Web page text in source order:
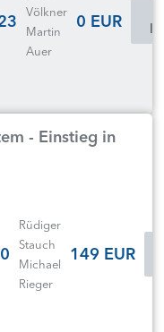
Völkner
Martin
Auer
0 EUR
- Einstieg in
Rüdiger
Stauch
Michael
Rieger
149 EUR